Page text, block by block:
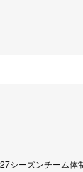
シーズンチーム体